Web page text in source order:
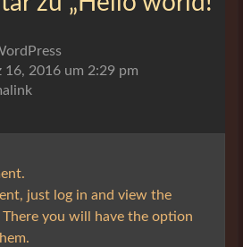
16, 2016 um 2:29 pm
just log in and view the
you will have the option